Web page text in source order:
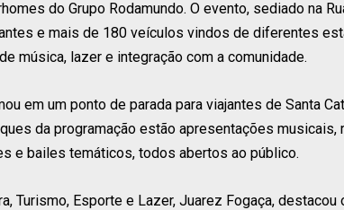
do Grupo Rodamundo. O evento, sediado na
e mais de 180 veículos vindos de diferentes
música, lazer e integração com a comunidade.
em um ponto de parada para viajantes de Santa
da programação estão apresentações
e bailes temáticos, todos abertos ao público.
Turismo, Esporte e Lazer, Juarez Fogaça,